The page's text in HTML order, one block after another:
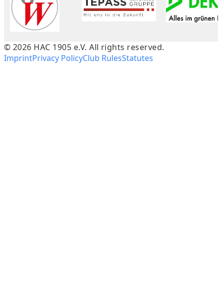
© 2026 HAC 1905 e.V. All rights reserved.
ImprintPrivacy PolicyClub RulesStatutes